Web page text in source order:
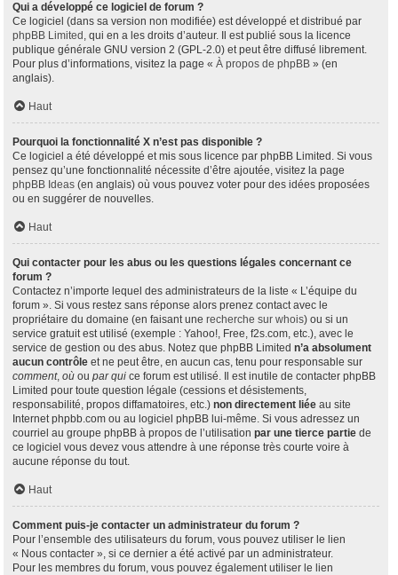
Qui a développé ce logiciel de forum ?
Ce logiciel (dans sa version non modifiée) est développé et distribué par
phpBB Limited , qui en a les droits d’auteur. Il est publié sous la licence
publique générale GNU version 2 (GPL-2.0) et peut être diffusé librement.
Pour plus d’informations, visitez la page « À propos de phpBB » (en
anglais).
Haut
Pourquoi la fonctionnalité X n’est pas disponible ?
Ce logiciel a été développé et mis sous licence par phpBB Limited. Si vous
pensez qu’une fonctionnalité nécessite d’être ajoutée, visitez la page
phpBB Ideas (en anglais) où vous pouvez voter pour des idées proposées
ou en suggérer de nouvelles.
Haut
Qui contacter pour les abus ou les questions légales concernant ce
forum ?
Contactez n’importe lequel des administrateurs de la liste « L’équipe du
forum ». Si vous restez sans réponse alors prenez contact avec le
propriétaire du domaine (en faisant une recherche sur whois) ou si un
service gratuit est utilisé (exemple : Yahoo!, Free, f2s.com, etc.), avec le
service de gestion ou des abus. Notez que phpBB Limited n’a absolument
aucun contrôle et ne peut être, en aucun cas, tenu pour responsable sur
comment, où ou par qui ce forum est utilisé. Il est inutile de contacter phpBB
Limited pour toute question légale (cessions et désistements,
responsabilité, propos diffamatoires, etc.) non directement liée au site
Internet phpbb.com ou au logiciel phpBB lui-même. Si vous adressez un
courriel au groupe phpBB à propos de l’utilisation par une tierce partie de
ce logiciel vous devez vous attendre à une réponse très courte voire à
aucune réponse du tout.
Haut
Comment puis-je contacter un administrateur du forum ?
Pour l’ensemble des utilisateurs du forum, vous pouvez utiliser le lien
« Nous contacter », si ce dernier a été activé par un administrateur.
Pour les membres du forum, vous pouvez également utiliser le lien